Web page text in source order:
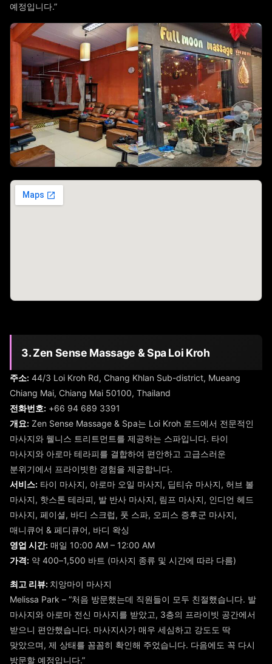
예정입니다.”
3. Zen Sense Massage & Spa Loi Kroh
주소: 44/3 Loi Kroh Rd, Chang Khlan Sub-district, Mueang
Chiang Mai, Chiang Mai 50100, Thailand
전화번호: +66 94 689 3391
개요: Zen Sense Massage & Spa는 Loi Kroh 로드에서 전문적인
마사지와 웰니스 트리트먼트를 제공하는 스파입니다. 타이
마사지와 아로마 테라피를 결합하여 편안하고 고급스러운
분위기에서 프라이빗한 경험을 제공합니다.
서비스: 타이 마사지, 아로마 오일 마사지, 딥티슈 마사지, 허브 볼
마사지, 핫스톤 테라피, 발 반사 마사지, 림프 마사지, 인디언 헤드
마사지, 페이셜, 바디 스크럽, 풋 스파, 오피스 증후군 마사지,
매니큐어 & 페디큐어, 바디 왁싱
영업 시간: 매일 10:00 AM – 12:00 AM
가격: 약 400–1,500 바트 (마사지 종류 및 시간에 따라 다름)
최고 리뷰: 치앙마이 마사지
Melissa Park – “처음 방문했는데 직원들이 모두 친절했습니다. 발
마사지와 아로마 전신 마사지를 받았고, 3층의 프라이빗 공간에서
받으니 편안했습니다. 마사지사가 매우 세심하고 강도도 딱
맞았으며, 제 상태를 꼼꼼히 확인해 주었습니다. 다음에도 꼭 다시
방문할 예정입니다.”